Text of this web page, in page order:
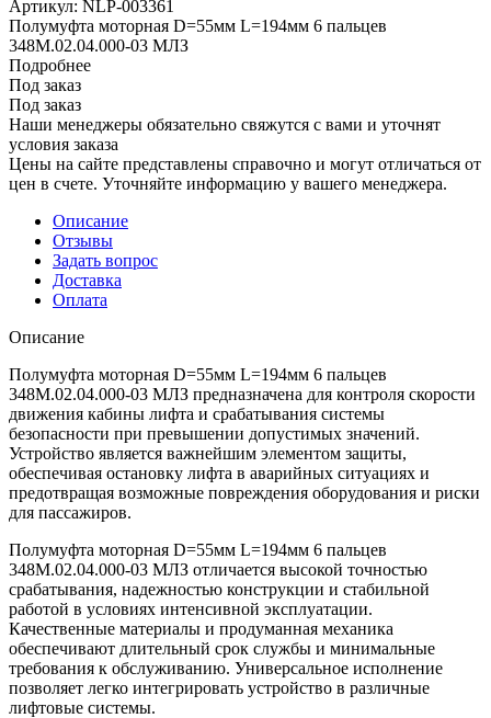
Артикул: NLP-003361
Полумуфта моторная D=55мм L=194мм 6 пальцев
348М.02.04.000-03 МЛЗ
Подробнее
Под заказ
Под заказ
Наши менеджеры обязательно свяжутся с вами и уточнят
условия заказа
Цены на сайте представлены справочно и могут отличаться от
цен в счете. Уточняйте информацию у вашего менеджера.
Описание
Отзывы
Задать вопрос
Доставка
Оплата
Описание
Полумуфта моторная D=55мм L=194мм 6 пальцев
348М.02.04.000-03 МЛЗ предназначена для контроля скорости
движения кабины лифта и срабатывания системы
безопасности при превышении допустимых значений.
Устройство является важнейшим элементом защиты,
обеспечивая остановку лифта в аварийных ситуациях и
предотвращая возможные повреждения оборудования и риски
для пассажиров.
Полумуфта моторная D=55мм L=194мм 6 пальцев
348М.02.04.000-03 МЛЗ отличается высокой точностью
срабатывания, надежностью конструкции и стабильной
работой в условиях интенсивной эксплуатации.
Качественные материалы и продуманная механика
обеспечивают длительный срок службы и минимальные
требования к обслуживанию. Универсальное исполнение
позволяет легко интегрировать устройство в различные
лифтовые системы.